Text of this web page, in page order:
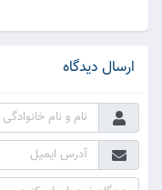
ارسال دیدگاه